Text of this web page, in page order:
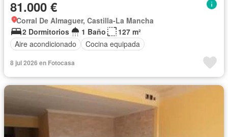
81.000 €
Corral De Almaguer, Castilla-La Mancha
2 Dormitorios
1 Baño
127 m²
Aire acondicionado
Cocina equipada
8 jul 2026 en Fotocasa